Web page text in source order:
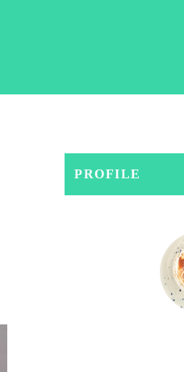
PROFILE